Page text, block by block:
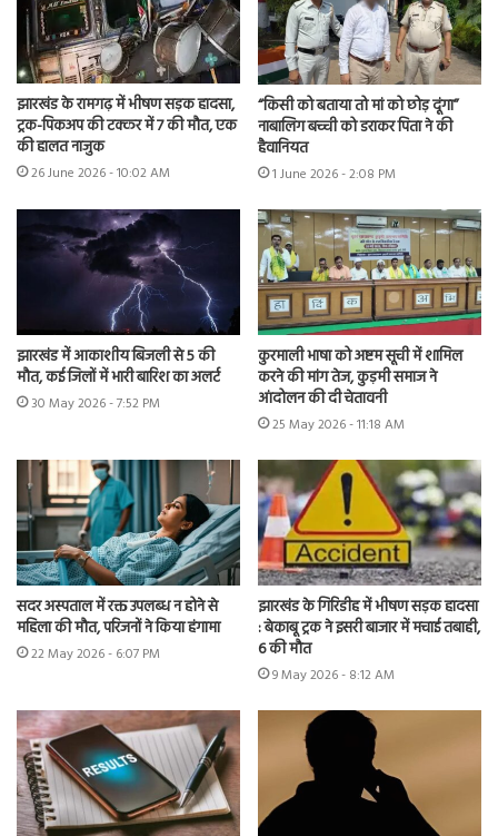
झारखंड के रामगढ़ में भीषण सड़क हादसा,
ट्रक-पिकअप की टक्कर में 7 की मौत, एक
की हालत नाजुक
26 June 2026 - 10:02 AM
“किसी को बताया तो मां को छोड़ दूंगा”
नाबालिग बच्ची को डराकर पिता ने की
हैवानियत
1 June 2026 - 2:08 PM
झारखंड में आकाशीय बिजली से 5 की
मौत, कई जिलों में भारी बारिश का अलर्ट
30 May 2026 - 7:52 PM
कुरमाली भाषा को अष्टम सूची में शामिल
करने की मांग तेज, कुड़मी समाज ने
आंदोलन की दी चेतावनी
25 May 2026 - 11:18 AM
सदर अस्पताल में रक्त उपलब्ध न होने से
महिला की मौत, परिजनों ने किया हंगामा
22 May 2026 - 6:07 PM
झारखंड के गिरिडीह में भीषण सड़क हादसा
: बेकाबू ट्रक ने इसरी बाजार में मचाई तबाही,
6 की मौत
9 May 2026 - 8:12 AM